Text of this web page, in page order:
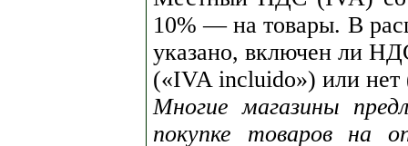
10% — на товары. В
указано, включен ли
(«IVA incluido») или
Многие магазины
покупке товаров на